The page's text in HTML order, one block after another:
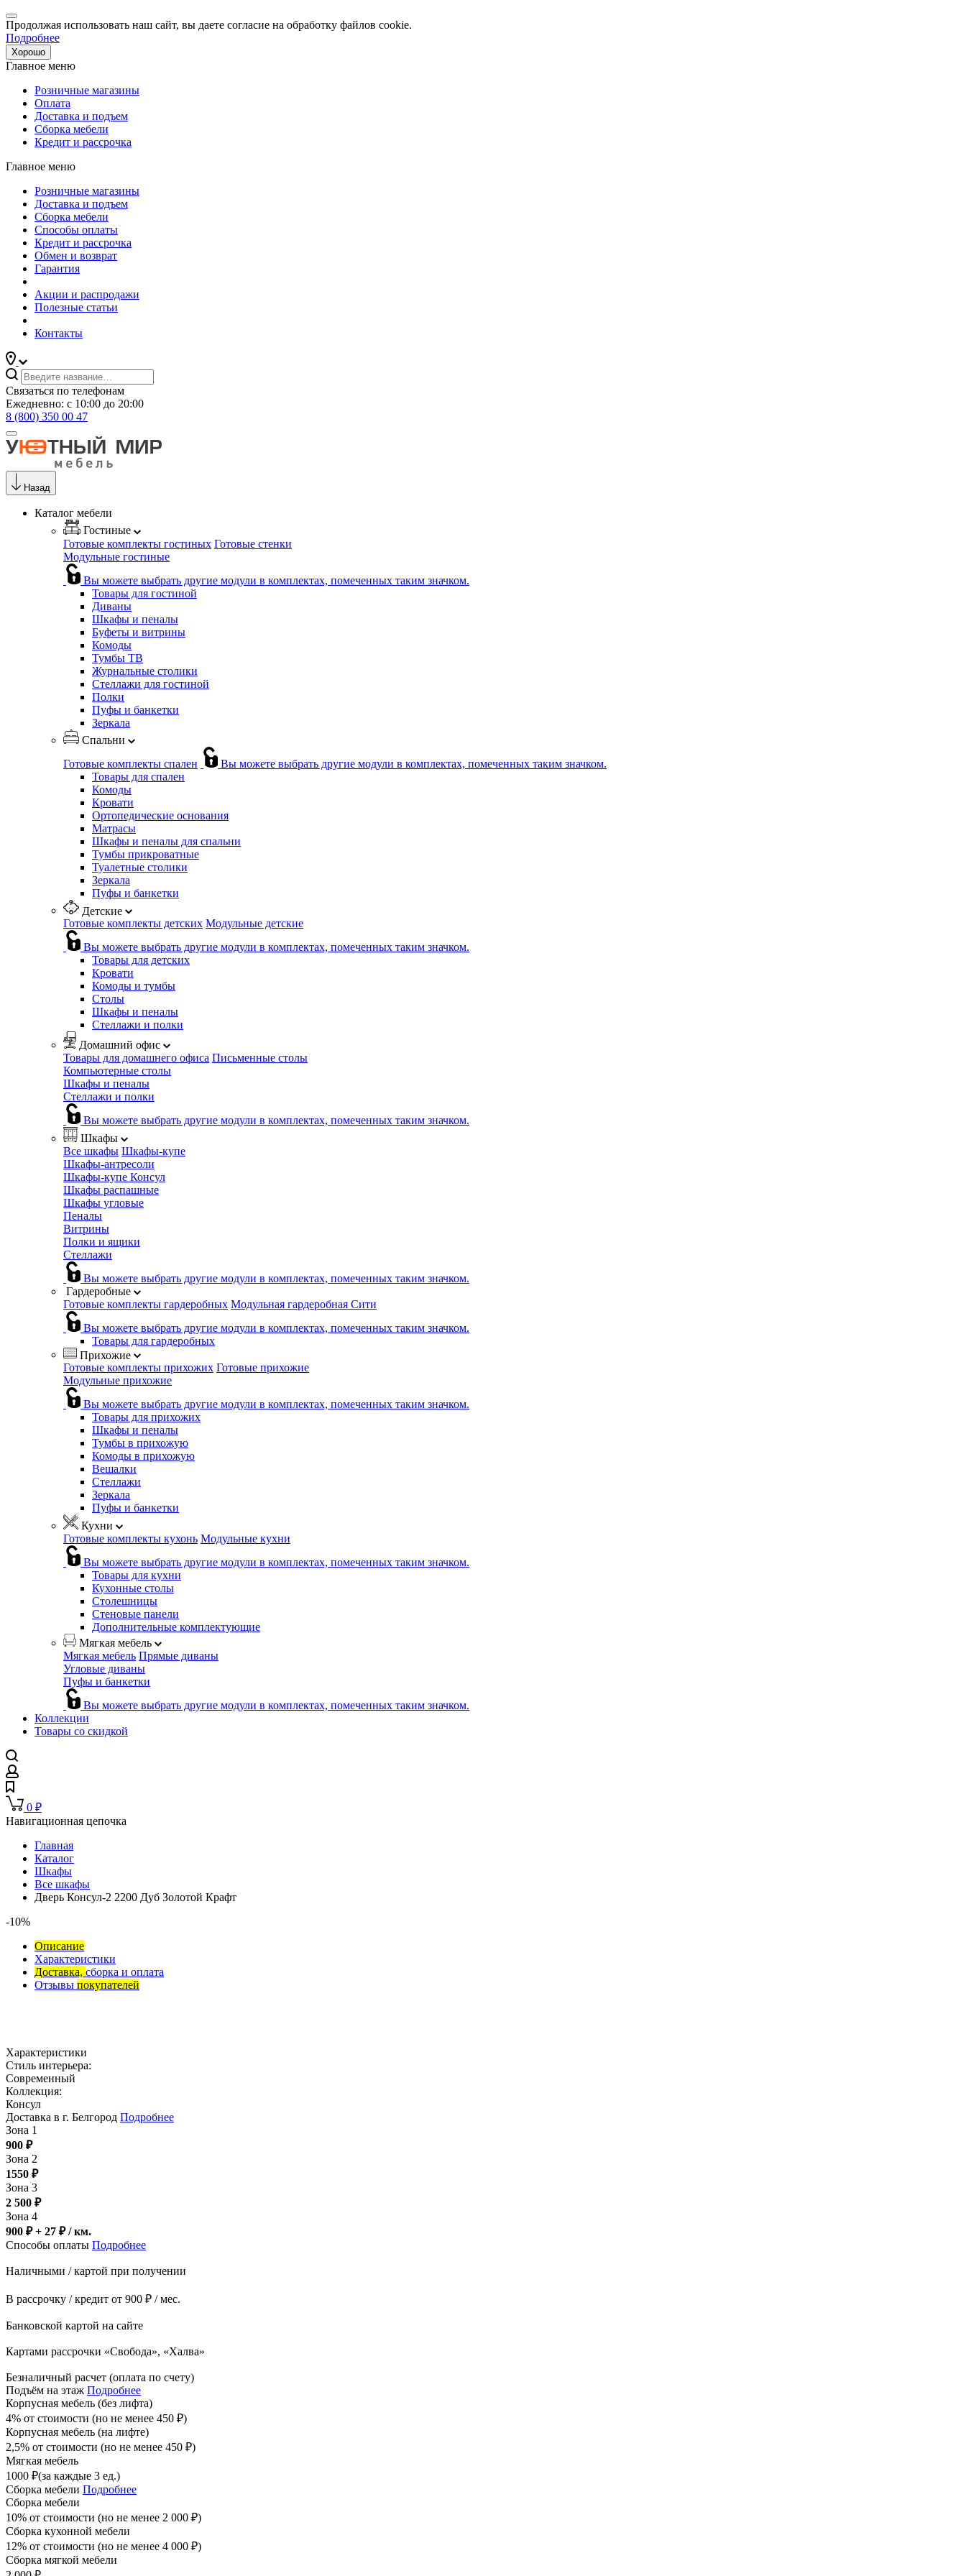
Продолжая использовать наш сайт, вы даете согласие на обработку файлов cookie.
Подробнее
Хорошо
Главное меню
Розничные магазины
Оплата
Доставка и подъем
Сборка мебели
Кредит и рассрочка
Главное меню
Розничные магазины
Доставка и подъем
Сборка мебели
Способы оплаты
Кредит и рассрочка
Обмен и возврат
Гарантия
Акции и распродажи
Полезные статьи
Контакты
Связаться по телефонам
Ежедневно: с 10:00 до 20:00
8 (800) 350 00 47
Назад
Каталог мебели
Гостиные
Готовые комплекты гостиных Готовые стенки
Модульные гостиные
Вы можете выбрать другие модули в комплектах, помеченных таким значком.
Товары для гостиной
Диваны
Шкафы и пеналы
Буфеты и витрины
Комоды
Тумбы ТВ
Журнальные столики
Стеллажи для гостиной
Полки
Пуфы и банкетки
Зеркала
Спальни
Готовые комплекты спален
Вы можете выбрать другие модули в комплектах, помеченных таким значком.
Товары для спален
Комоды
Кровати
Ортопедические основания
Матрасы
Шкафы и пеналы для спальни
Тумбы прикроватные
Туалетные столики
Зеркала
Пуфы и банкетки
Детские
Готовые комплекты детских Модульные детские
Вы можете выбрать другие модули в комплектах, помеченных таким значком.
Товары для детских
Кровати
Комоды и тумбы
Столы
Шкафы и пеналы
Стеллажи и полки
Домашний офис
Товары для домашнего офиса Письменные столы
Компьютерные столы
Шкафы и пеналы
Стеллажи и полки
Вы можете выбрать другие модули в комплектах, помеченных таким значком.
Шкафы
Все шкафы Шкафы-купе
Шкафы-антресоли
Шкафы-купе Консул
Шкафы распашные
Шкафы угловые
Пеналы
Витрины
Полки и ящики
Стеллажи
Вы можете выбрать другие модули в комплектах, помеченных таким значком.
Гардеробные
Готовые комплекты гардеробных Модульная гардеробная Сити
Вы можете выбрать другие модули в комплектах, помеченных таким значком.
Товары для гардеробных
Прихожие
Готовые комплекты прихожих Готовые прихожие
Модульные прихожие
Вы можете выбрать другие модули в комплектах, помеченных таким значком.
Товары для прихожих
Шкафы и пеналы
Тумбы в прихожую
Комоды в прихожую
Вешалки
Стеллажи
Зеркала
Пуфы и банкетки
Кухни
Готовые комплекты кухонь Модульные кухни
Вы можете выбрать другие модули в комплектах, помеченных таким значком.
Товары для кухни
Кухонные столы
Столешницы
Стеновые панели
Дополнительные комплектующие
Мягкая мебель
Мягкая мебель Прямые диваны
Угловые диваны
Пуфы и банкетки
Вы можете выбрать другие модули в комплектах, помеченных таким значком.
Коллекции
Товары со скидкой
0 ₽
Навигационная цепочка
Главная
Каталог
Шкафы
Все шкафы
Дверь Консул-2 2200 Дуб Золотой Крафт
-10%
Описание
Характеристики
Доставка, сборка и оплата
Отзывы покупателей
Характеристики
Стиль интерьера:
Современный
Коллекция:
Консул
Доставка в г. Белгород Подробнее
Зона 1
900 ₽
Зона 2
1550 ₽
Зона 3
2 500 ₽
Зона 4
900 ₽ + 27 ₽/ км.
Способы оплаты Подробнее
Наличными / картой при получении
В рассрочку / кредит от 900 ₽ / мес.
Банковской картой на сайте
Картами рассрочки «Свобода», «Халва»
Безналичный расчет (оплата по счету)
Подъём на этаж Подробнее
Корпусная мебель (без лифта)
4% от стоимости (но не менее 450 ₽)
Корпусная мебель (на лифте)
2,5% от стоимости (но не менее 450 ₽)
Мягкая мебель
1000 ₽(за каждые 3 ед.)
Сборка мебели Подробнее
Сборка мебели
10% от стоимости (но не менее 2 000 ₽)
Сборка кухонной мебели
12% от стоимости (но не менее 4 000 ₽)
Сборка мягкой мебели